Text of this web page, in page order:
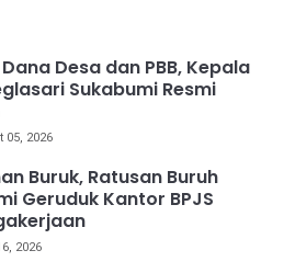
Desa dan PBB, Kepala
Sukabumi Resmi
05, 2026
Buruk, Ratusan Buruh
Geruduk Kantor BPJS
2026